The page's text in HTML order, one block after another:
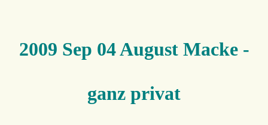
2009 Sep 04 August Macke -
ganz privat